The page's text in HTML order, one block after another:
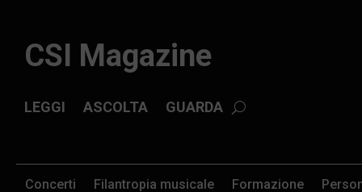
CSI Magazine
ASCOLTA GUARDA
LEGGI
Formazione
Concerti Filantropia musicale